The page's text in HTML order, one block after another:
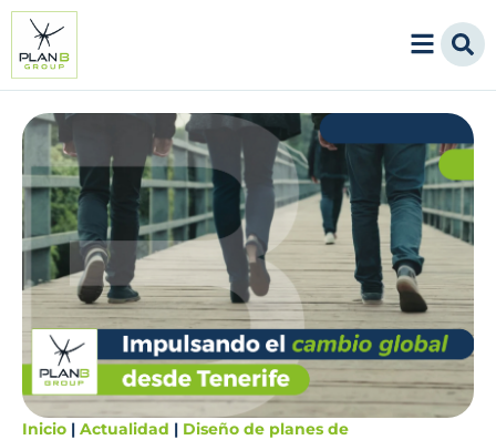
Inicio | Actualidad | Diseño de planes de